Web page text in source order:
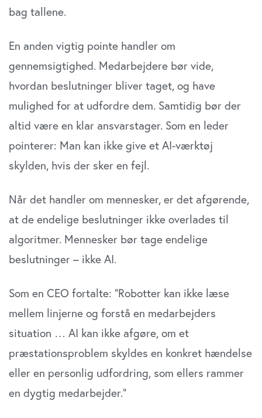
bag tallene.
En anden vigtig pointe handler om
gennemsigtighed. Medarbejdere bør vide,
hvordan beslutninger bliver taget, og have
mulighed for at udfordre dem. Samtidig bør der
altid være en klar ansvarstager. Som en leder
pointerer: Man kan ikke give et AI-værktøj
skylden, hvis der sker en fejl.
Når det handler om mennesker, er det afgørende,
at de endelige beslutninger ikke overlades til
algoritmer. Mennesker bør tage endelige
beslutninger – ikke AI.
Som en CEO fortalte: ”Robotter kan ikke læse
mellem linjerne og forstå en medarbejders
situation … AI kan ikke afgøre, om et
præstationsproblem skyldes en konkret hændelse
eller en personlig udfordring, som ellers rammer
en dygtig medarbejder.”